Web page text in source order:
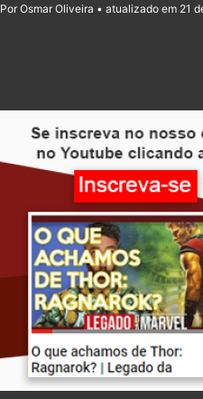
Por Osmar Oliveira • atualizado em 21